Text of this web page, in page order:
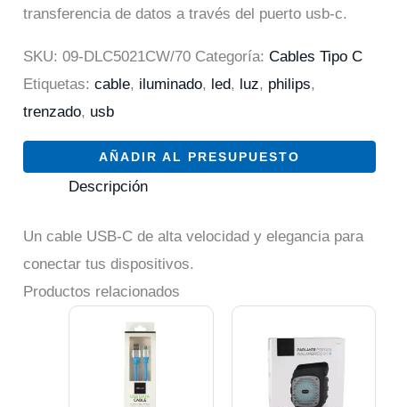
transferencia de datos a través del puerto usb-c.
SKU:09-DLC5021CW/70 Categoría:Cables Tipo C
Etiquetas:cable, iluminado, led, luz, philips,
trenzado, usb
AÑADIR AL PRESUPUESTO
Descripción
Un cable USB-C de alta velocidad y elegancia para
conectar tus dispositivos.
Productos relacionados